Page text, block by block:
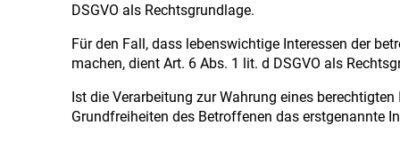
DSGVO als Rechtsgrundlage.
Für den Fall, dass lebenswichtige Interessen der
machen, dient Art. 6 Abs. 1 lit. d DSGVO als
Ist die Verarbeitung zur Wahrung eines
Grundfreiheiten des Betroffenen das erstgenannte